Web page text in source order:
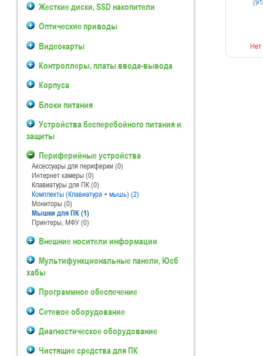
Жесткие диски, SSD накопители
Оптические приводы
Видеокарты
Контроллеры, платы ввода-вывода
Корпуса
Блоки питания
Устройства бесперебойного питания и
защиты
Периферийные устройства
Аксессуары для периферии (0)
Интернет камеры (0)
Клавиатуры для ПК (0)
Комплекты (Клавиатура + мышь) (2)
Мониторы (0)
Мышки для ПК (1)
Принтеры, МФУ (0)
Внешние носители информации
Мультифункциональные панели, Юсб
хабы
Программное обеспечение
Сетевое оборудование
Диагностическое оборудование
Чистящие средства для ПК
Нет